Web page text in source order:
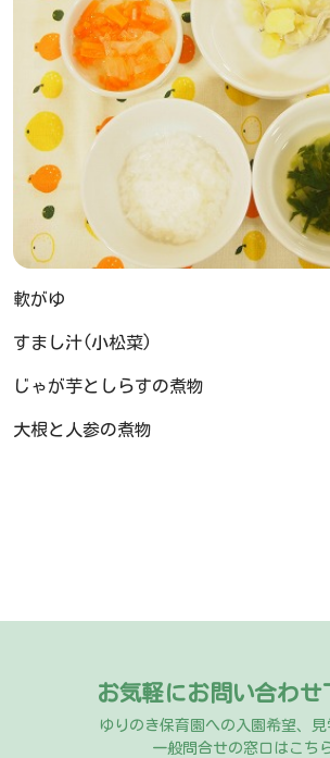
軟がゆ
すまし汁(小松菜)
じゃが芋としらすの煮物
大根と人参の煮物
お気軽にお問い合わせ
ゆりのき保育園への入園希望、見
一般問合せの窓口はこち